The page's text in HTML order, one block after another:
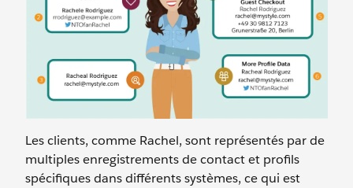
Les clients, comme Rachel, sont représentés par de
multiples enregistrements de contact et profils
spécifiques dans différents systèmes, ce qui est